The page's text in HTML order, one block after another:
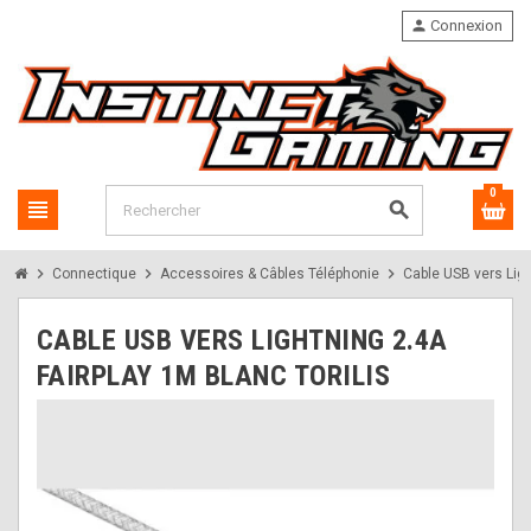
view_headline search
person Connexion
0
chevron_right Connectique chevron_right Accessoires & Câbles Téléphonie chevron_right Cable USB vers
CABLE USB VERS LIGHTNING 2.4A
FAIRPLAY 1M BLANC TORILIS